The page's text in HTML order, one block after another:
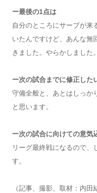
ー最後の1点は
自分のところにサーブが来
いたんですけど、あんな無
きました。やらかしました。
ー次の試合までに修正した
守備全般と、あとはしっか
と思います。
ー次の試合に向けての意気
リーグ最終戦になるので、
す。
（記事、撮影、取材：内